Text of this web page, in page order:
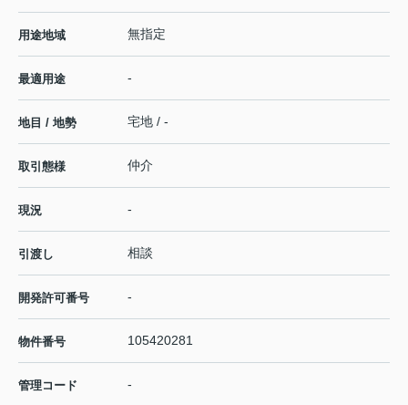
用途地域 無指定
最適用途 -
地目 / 地勢 宅地 / -
取引態様 仲介
現況 -
引渡し 相談
開発許可番号 -
物件番号 105420281
管理コード -